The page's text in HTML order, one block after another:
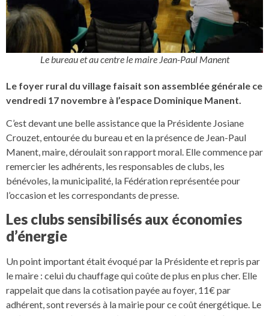
Le bureau et au centre le maire Jean-Paul Manent
Le foyer rural du village faisait son assemblée générale ce
vendredi 17 novembre à l’espace Dominique Manent.
C’est devant une belle assistance que la Présidente Josiane
Crouzet, entourée du bureau et en la présence de Jean-Paul
Manent, maire, déroulait son rapport moral. Elle commence par
remercier les adhérents, les responsables de clubs, les
bénévoles, la municipalité, la Fédération représentée pour
l’occasion et les correspondants de presse.
Les clubs sensibilisés aux économies
d’énergie
Un point important était évoqué par la Présidente et repris par
le maire : celui du chauffage qui coûte de plus en plus cher. Elle
rappelait que dans la cotisation payée au foyer, 11€ par
adhérent, sont reversés à la mairie pour ce coût énergétique. Le